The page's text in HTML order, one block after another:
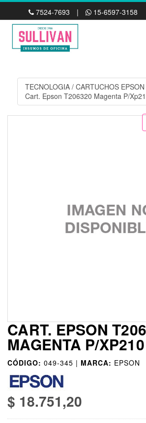
7524-7693 | 15-6597-3158
TECNOLOGIA / CARTUCHOS EPSON
Cart. Epson T206320 Magenta P/
CART. EPSON
MAGENTA P/XP210
CÓDIGO: 049-345 | MARCA: EPSON
$ 18.751,20